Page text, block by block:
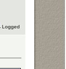
Logged